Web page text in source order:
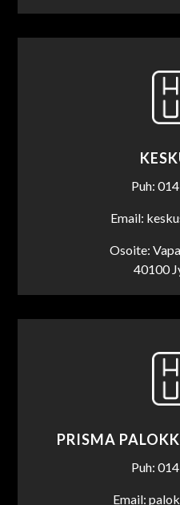
Puh:
Email:
Osoite:
40100
PRISMA
Puh:
Email: